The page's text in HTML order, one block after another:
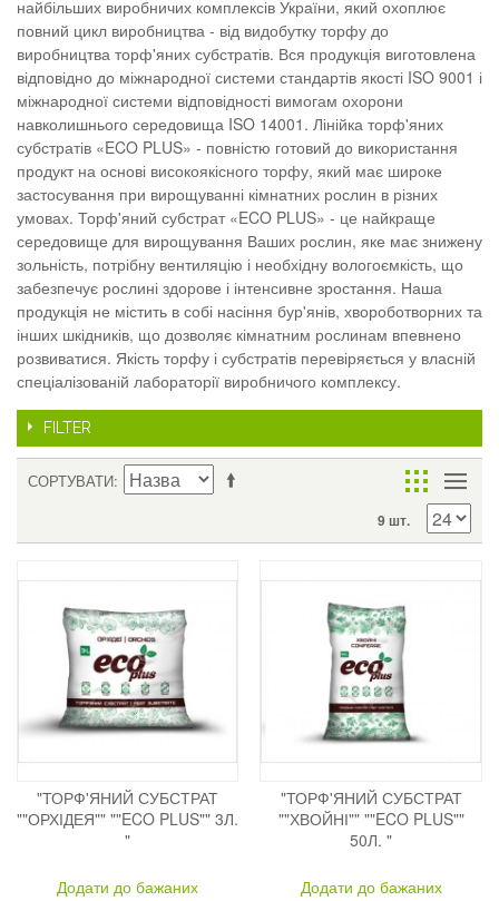
найбільших виробничих комплексів України, який охоплює
повний цикл виробництва - від видобутку торфу до
виробництва торф'яних субстратів. Вся продукція виготовлена
відповідно до міжнародної системи стандартів якості ISO 9001 і
міжнародної системи відповідності вимогам охорони
навколишнього середовища ISO 14001. Лінійка торф'яних
субстратів «ECO PLUS» - повністю готовий до використання
продукт на основі високоякісного торфу, який має широке
застосування при вирощуванні кімнатних рослин в різних
умовах. Торф'яний субстрат «ECO PLUS» - це найкраще
середовище для вирощування Ваших рослин, яке має знижену
зольність, потрібну вентиляцію і необхідну вологоємкість, що
забезпечує рослині здорове і інтенсивне зростання. Наша
продукція не містить в собі насіння бур'янів, хвороботворних та
інших шкідників, що дозволяє кімнатним рослинам впевнено
розвиватися. Якість торфу і субстратів перевіряється у власній
спеціалізованій лабораторії виробничого комплексу.
FILTER
СОРТУВАТИ
9 шт.
"ТОРФ'ЯНИЙ СУБСТРАТ
""ОРХІДЕЯ"" ""ECO PLUS"" 3Л.
"
Додати до бажаних
"ТОРФ'ЯНИЙ СУБСТРАТ
""ХВОЙНІ"" ""ECO PLUS""
50Л. "
Додати до бажаних